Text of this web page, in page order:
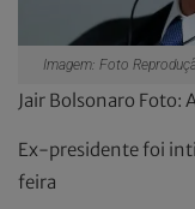
Imagem: Foto
Jair Bolsonaro Foto:
Ex-presidente foi
feira